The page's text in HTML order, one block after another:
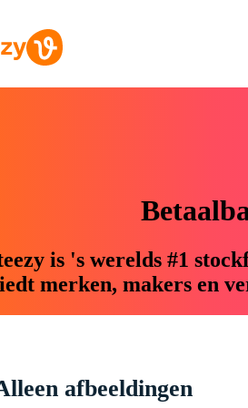
is 's werelds #1
merken, makers en
afbeeldingen